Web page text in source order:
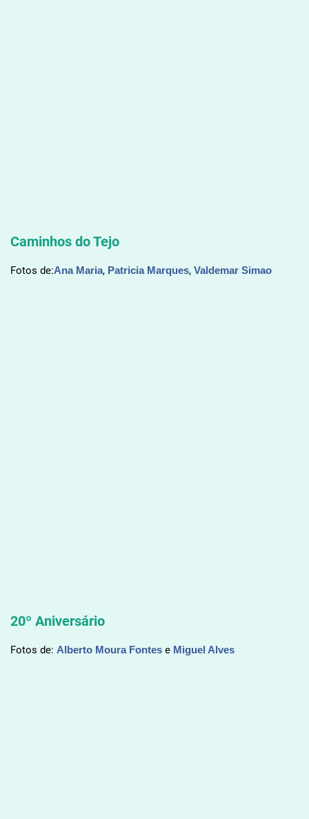
Caminhos do Tejo
Fotos de:Ana Maria, Patricia Marques, Valdemar Simao
20º Aniversário
Fotos de: Alberto Moura Fontese Miguel Alves